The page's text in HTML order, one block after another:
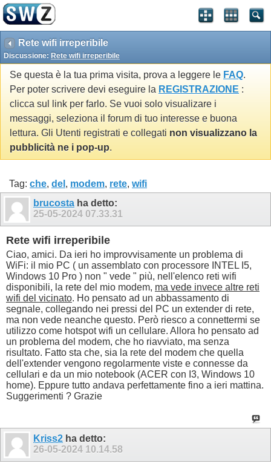
Rete wifi irreperibile
Discussione: Rete wifi irreperibile
Se questa è la tua prima visita, prova a leggere le FAQ.
Per poter scrivere devi eseguire la REGISTRAZIONE :
clicca sul link per farlo. Se vuoi solo visualizare i
messaggi, seleziona il forum di tuo interesse e buona
lettura. Gli Utenti registrati e collegati non visualizzano la
pubblicità ne i pop-up.
Tag: che, del , modem, rete, wifi
brucosta ha detto:
25-05-2024 07.33.31
Rete wifi irreperibile
Ciao, amici. Da ieri ho improvvisamente un problema di
WiFi: il mio PC ( un assemblato con processore INTEL I5,
Windows 10 Pro ) non " vede " più, nell'elenco reti wifi
disponibili, la rete del mio modem, ma vede invece altre reti
wifi del vicinato. Ho pensato ad un abbassamento di
segnale, collegando nei pressi del PC un extender di rete,
ma non vede neanche questo. Però riesco a connettermi se
utilizzo come hotspot wifi un cellulare. Allora ho pensato ad
un problema del modem, che ho riavviato, ma senza
risultato. Fatto sta che, sia la rete del modem che quella
dell'extender vengono regolarmente viste e connesse da
cellulari e da un mio notebook (ACER con I3, Windows 10
home). Eppure tutto andava perfettamente fino a ieri mattina.
Suggerimenti ? Grazie
Kriss2 ha detto:
26-05-2024 10.14.58